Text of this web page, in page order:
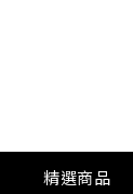
精選商品